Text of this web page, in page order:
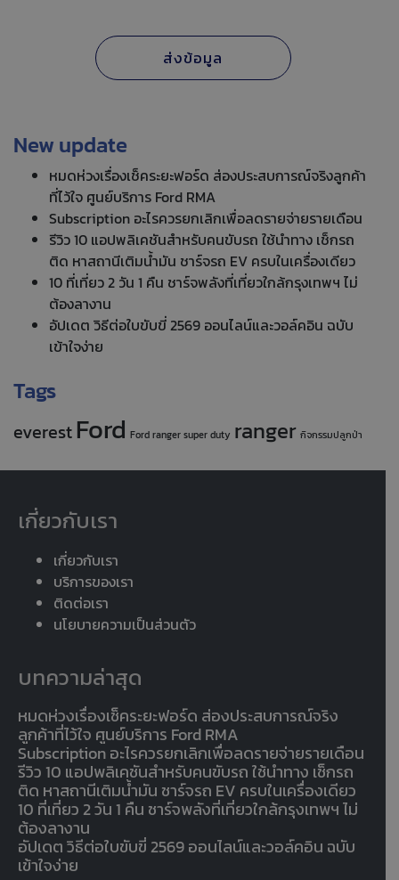
New update
หมดห่วงเรื่องเช็คระยะฟอร์ด ส่องประสบการณ์จริงลูกค้า
ที่ไว้ใจ ศูนย์บริการ Ford RMA
Subscription อะไรควรยกเลิกเพื่อลดรายจ่ายรายเดือน
รีวิว 10 แอปพลิเคชันสำหรับคนขับรถ ใช้นำทาง เช็กรถ
ติด หาสถานีเติมน้ำมัน ชาร์จรถ EV ครบในเครื่องเดียว
10 ที่เที่ยว 2 วัน 1 คืน ชาร์จพลังที่เที่ยวใกล้กรุงเทพฯ ไม่
ต้องลางาน
อัปเดต วิธีต่อใบขับขี่ 2569 ออนไลน์และวอล์คอิน ฉบับ
เข้าใจง่าย
Tags
everest Ford Ford ranger super duty ranger กิจกรรมปลูกป่า
เกี่ยวกับเรา
เกี่ยวกับเรา
บริการของเรา
ติดต่อเรา
นโยบายความเป็นส่วนตัว
บทความล่าสุด
หมดห่วงเรื่องเช็คระยะฟอร์ด ส่องประสบการณ์จริง
ลูกค้าที่ไว้ใจ ศูนย์บริการ Ford RMA
Subscription อะไรควรยกเลิกเพื่อลดรายจ่ายรายเดือน
รีวิว 10 แอปพลิเคชันสำหรับคนขับรถ ใช้นำทาง เช็กรถ
ติด หาสถานีเติมน้ำมัน ชาร์จรถ EV ครบในเครื่องเดียว
10 ที่เที่ยว 2 วัน 1 คืน ชาร์จพลังที่เที่ยวใกล้กรุงเทพฯ ไม่
ต้องลางาน
อัปเดต วิธีต่อใบขับขี่ 2569 ออนไลน์และวอล์คอิน ฉบับ
เข้าใจง่าย